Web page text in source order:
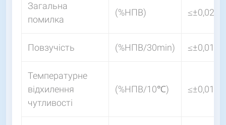
Загальна
помилка
(%НПВ) ≤±0,020
Повзучість (%НПВ/30min) ≤±0,016
Температурне
відхилення
чутливості
(%НПВ/10℃) ≤±0,011